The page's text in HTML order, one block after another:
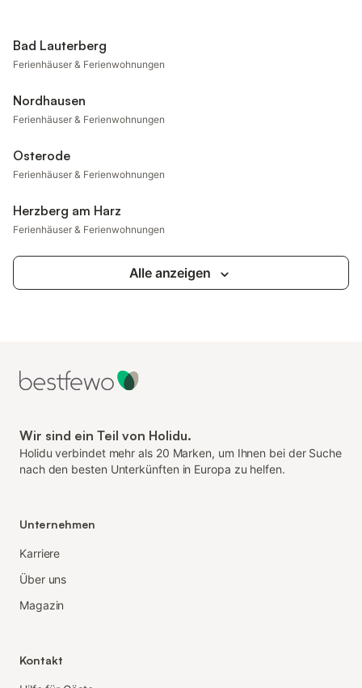
Bad Lauterberg
Ferienhäuser & Ferienwohnungen
Nordhausen
Ferienhäuser & Ferienwohnungen
Osterode
Ferienhäuser & Ferienwohnungen
Herzberg am Harz
Ferienhäuser & Ferienwohnungen
Alle anzeigen
Wir sind ein Teil von Holidu.
Holidu verbindet mehr als 20 Marken, um Ihnen bei der Suche
nach den besten Unterkünften in Europa zu helfen.
Unternehmen
Karriere
Über uns
Magazin
Kontakt